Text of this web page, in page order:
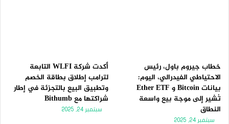
خطاب جيروم باول، رئيس
الاحتياطي الفيدرالي، اليوم:
بيانات Bitcoin و Ether ETF
تُشير إلى موجة بيع واسعة
النطاق
سبتمبر 24, 2025
أكدت شركة WLFI التابعة
لترامب إطلاق بطاقة الخصم
وتطبيق البيع بالتجزئة في إطار
شراكتها مع Bithumb
سبتمبر 24, 2025